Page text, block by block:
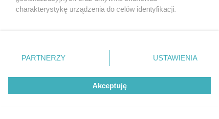
roku obiekty przejął syndyk masy upadłościowej,
charakterystykę urządzenia do celów identyfikacji.
zmienić/wycofać klikając przycisk ustawień prywatności
znajdujący się w lewym dolnym rogu strony
rodzaje przetwarzania danych nie wymagają zgody
użytkownika, ale masz prawo sprzeciwić się takiemu
przetwarzaniu. Preferencje będą miały zastosowanie tylko
PARTNERZY USTAWIENIA
Akceptuję